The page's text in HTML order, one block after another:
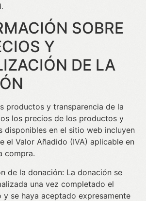
SOBRE
Y
DE LA
productos y transparencia de la
los precios de los productos y
disponibles en el sitio web incluyen
el Valor Añadido (IVA) aplicable en
compra.
de la donación: La donación se
una vez completado el
y se haya aceptado expresamente